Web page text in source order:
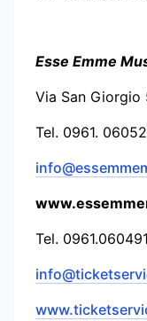
Esse Emme
Via San Giorgio
Tel. 0961.
Tel. 0961.060491